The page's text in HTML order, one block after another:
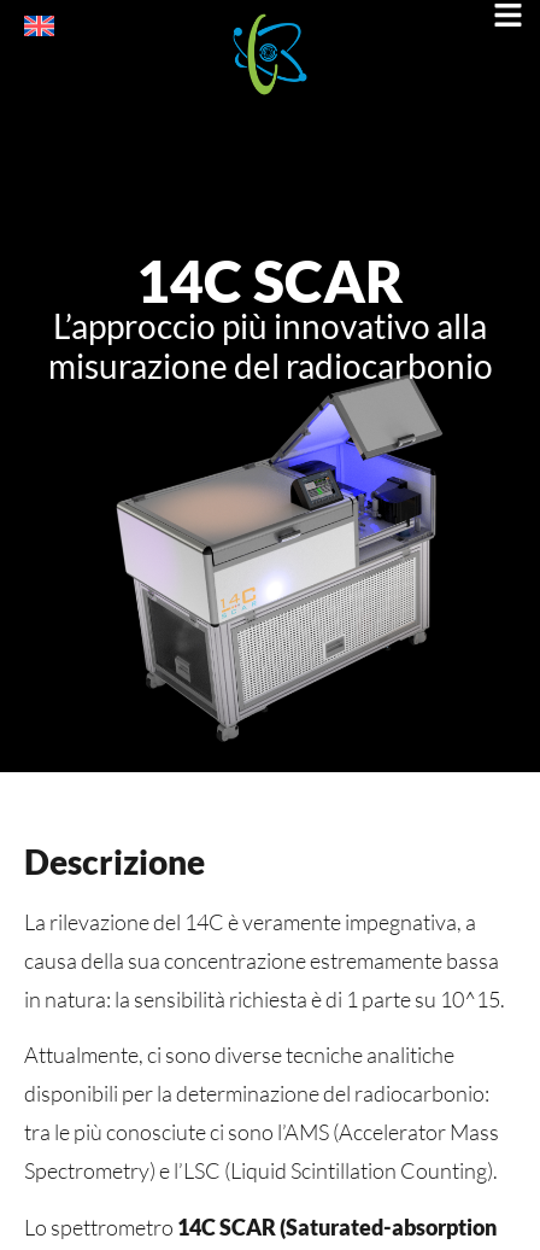
14C SCAR
L’approccio più innovativo alla
misurazione del radiocarbonio
Descrizione
La rilevazione del 14C è veramente impegnativa, a
causa della sua concentrazione estremamente bassa
in natura: la sensibilità richiesta è di 1 parte su 10^15.
Attualmente, ci sono diverse tecniche analitiche
disponibili per la determinazione del radiocarbonio:
tra le più conosciute ci sono l’AMS (Accelerator Mass
Spectrometry) e l’LSC (Liquid Scintillation Counting).
Lo spettrometro 14C SCAR (Saturated-absorption